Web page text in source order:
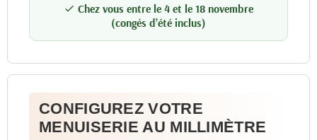
 Chez vous entre le 4 et le 18 novembre
(congés d’été inclus)
CONFIGUREZ VOTRE
MENUISERIE AU MILLIMÈTRE